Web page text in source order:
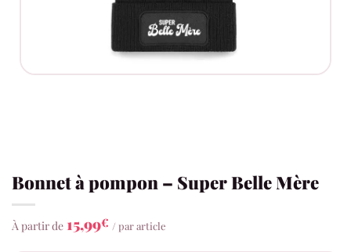
Bonnet à pompon – Super Belle Mère
À partir de 15,99€ / par article